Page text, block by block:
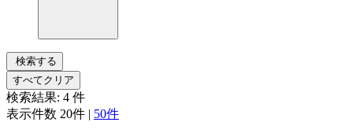
検索する
すべてクリア
検索結果: 4 件
表示件数 20件 | 50件